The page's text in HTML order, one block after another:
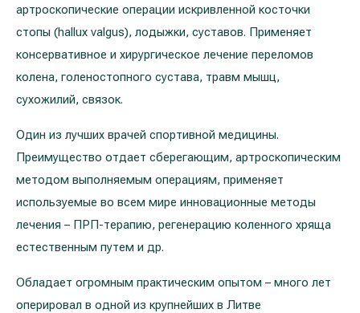
артроскопические операции искривленной косточки
стопы (hallux valgus), лодыжки, суставов. Применяет
консервативное и хирургическое лечение переломов
колена, голеностопного сустава, травм мышц,
сухожилий, связок.
Один из лучших врачей спортивной медицины.
Преимущество отдает сберегающим, артроскопическим
методом выполняемым операциям, применяет
используемые во всем мире инновационные методы
лечения – ПРП-терапию, регенерацию коленного хряща
естественным путем и др.
Обладает огромным практическим опытом – много лет
оперировал в одной из крупнейших в Литве